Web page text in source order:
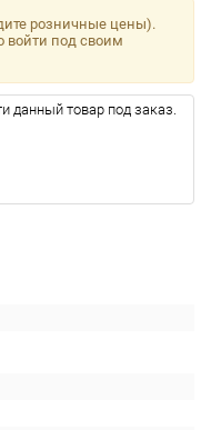
розничные цены).
войти под своим
товар под заказ.